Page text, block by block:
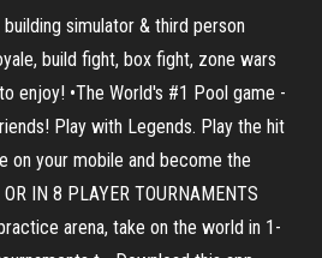
simulator & third person
build fight, box fight, zone wars
enjoy! ‎•The World's #1 Pool game -
Play with Legends. Play the hit
on your mobile and become the
IN 8 PLAYER TOURNAMENTS
arena, take on the world in 1-